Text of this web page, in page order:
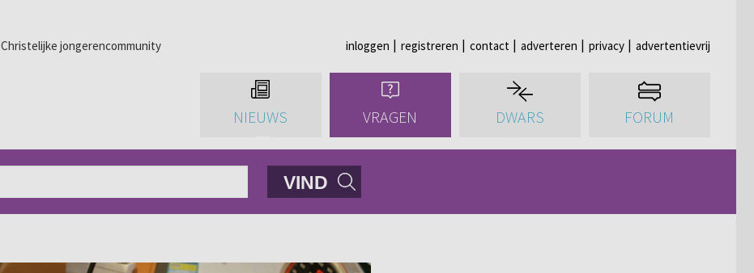
Christelijke jongerencommunity inloggen registreren contact adverteren privacy advertentievrij
NIEUWS VRAGEN DWARS FORUM
VIND